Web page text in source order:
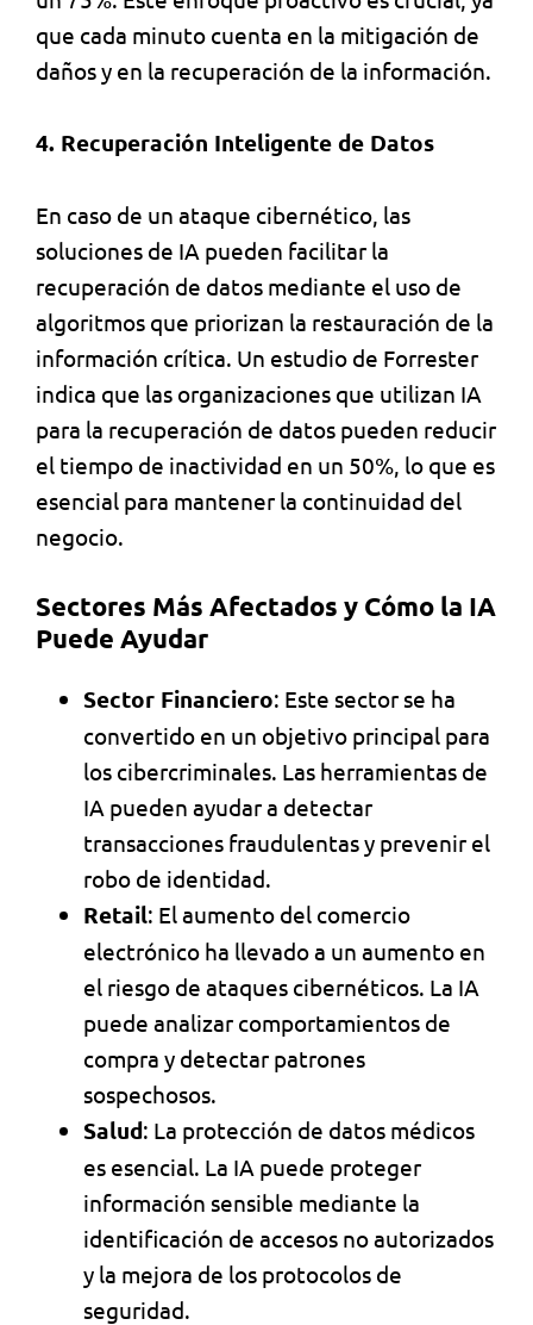
que cada minuto cuenta en la mitigación de
daños y en la recuperación de la información.
4. Recuperación Inteligente de Datos
En caso de un ataque cibernético, las
soluciones de IA pueden facilitar la
recuperación de datos mediante el uso de
algoritmos que priorizan la restauración de la
información crítica. Un estudio de Forrester
indica que las organizaciones que utilizan IA
para la recuperación de datos pueden reducir
el tiempo de inactividad en un 50%, lo que es
esencial para mantener la continuidad del
negocio.
Sectores Más Afectados y Cómo la IA
Puede Ayudar
Sector Financiero: Este sector se ha
convertido en un objetivo principal para
los cibercriminales. Las herramientas de
IA pueden ayudar a detectar
transacciones fraudulentas y prevenir el
robo de identidad.
Retail: El aumento del comercio
electrónico ha llevado a un aumento en
el riesgo de ataques cibernéticos. La IA
puede analizar comportamientos de
compra y detectar patrones
sospechosos.
Salud: La protección de datos médicos
es esencial. La IA puede proteger
información sensible mediante la
identificación de accesos no autorizados
y la mejora de los protocolos de
seguridad.